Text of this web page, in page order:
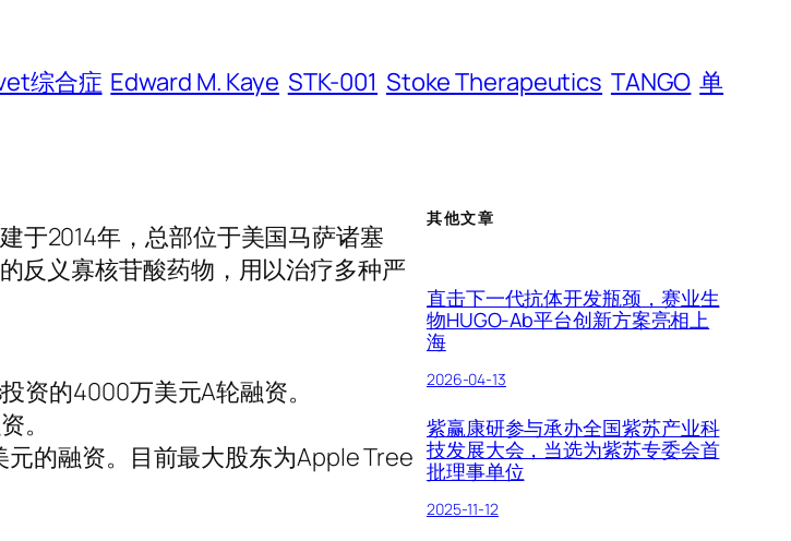
综合症 Edward M. Kaye STK-001 Stoke Therapeutics TANGO 单
于2014年，总部位于美国马萨诸塞
反义寡核苷酸药物，用以治疗多种严
资的4000万美元A轮融资。
。
的融资。目前最大股东为Apple Tree
其他文章
直击下一代抗体开发瓶颈，赛业生
物HUGO-Ab平台创新方案亮相上
海
2026-04-13
紫赢康研参与承办全国紫苏产业科
技发展大会，当选为紫苏专委会首
批理事单位
2025-11-12